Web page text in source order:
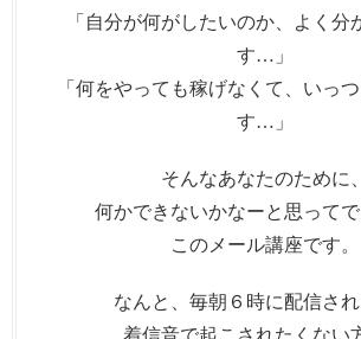
「自分が何がしたいのか、よく分
す…」
「何をやっても稼げなくて、いっ
す…」
そんなあなたのために、
何かできないかなーと思って
このメール講座です。
なんと、毎朝６時に配信され
着信音で起こされたくない